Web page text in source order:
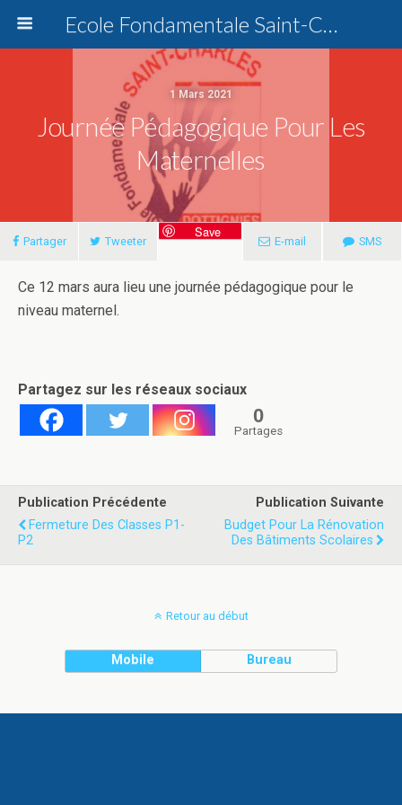
Ecole Fondamentale Saint-Charles Dottignies
1 Mars 2021
Journée Pédagogique Pour Les
Maternelles
Partager Tweeter
Save
E-mail SMS
Ce 12 mars aura lieu une journée pédagogique pour le
niveau maternel.
Partagez sur les réseaux sociaux
0
Partages
Publication Précédente
Fermeture Des Classes P1-
P2
Publication Suivante
Budget Pour La Rénovation
Des Bâtiments Scolaires
Retour au début
Mobile Bureau